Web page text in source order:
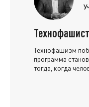
Технофашизм
программа
тогда, когда